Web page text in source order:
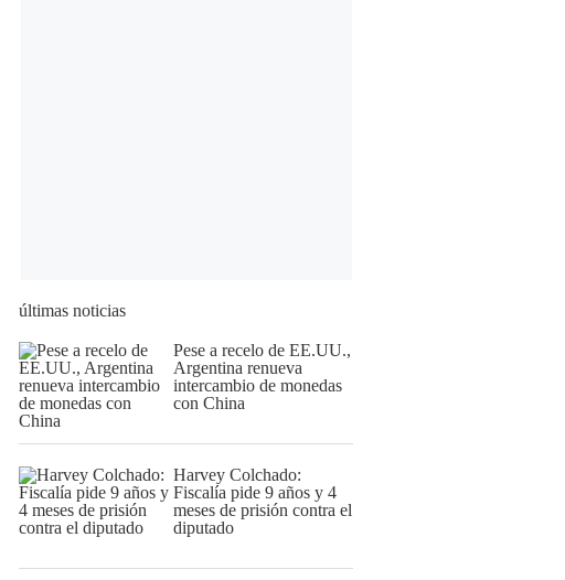
últimas noticias
Pese a recelo de EE.UU.,
Argentina renueva
intercambio de monedas
con China
Harvey Colchado:
Fiscalía pide 9 años y 4
meses de prisión contra el
diputado